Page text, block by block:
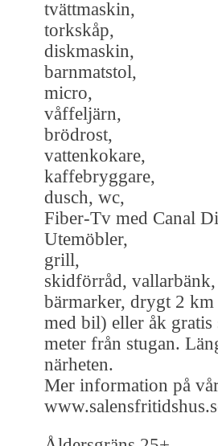
tvättmaskin,
torkskåp,
diskmaskin,
barnmatstol,
micro,
våffeljärn,
brödrost,
vattenkokare,
kaffebryggare,
dusch, wc,
Fiber-Tv med Canal
Utemöbler,
grill,
skidförråd,
bärmarker, drygt 2
med bil) eller åk
meter från stugan.
närheten.
Mer information på